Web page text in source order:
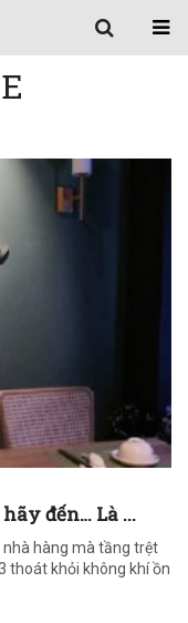
đến… Là ...
nhà hàng mà tầng trệt
thoát khỏi không khí ồn